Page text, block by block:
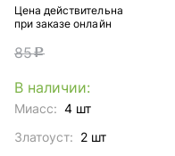
Цена действительна
при заказе онлайн
85c
В наличии:
Миасс: 4 шт
Златоуст: 2 шт